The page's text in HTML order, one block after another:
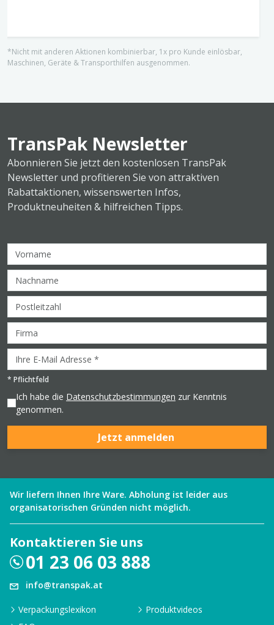
*Nicht mit anderen Aktionen kombinierbar, 1x pro Kunde einlösbar,
Maschinen, Geräte & Transporthilfen ausgenommen.
TransPak Newsletter
Abonnieren Sie jetzt den kostenlosen TransPak
Newsletter und profitieren Sie von attraktiven
Rabattaktionen, wissenswerten Infos,
Produktneuheiten & hilfreichen Tipps.
* Pflichtfeld
Ich habe die Datenschutzbestimmungen zur Kenntnis
genommen.
Jetzt anmelden
Wir liefern Ihnen Ihre Ware. Abholung ist leider aus
organisatorischen Gründen nicht möglich.
Kontaktieren Sie uns
01 23 06 03 888
info@transpak.at
Verpackungslexikon
Produktvideos